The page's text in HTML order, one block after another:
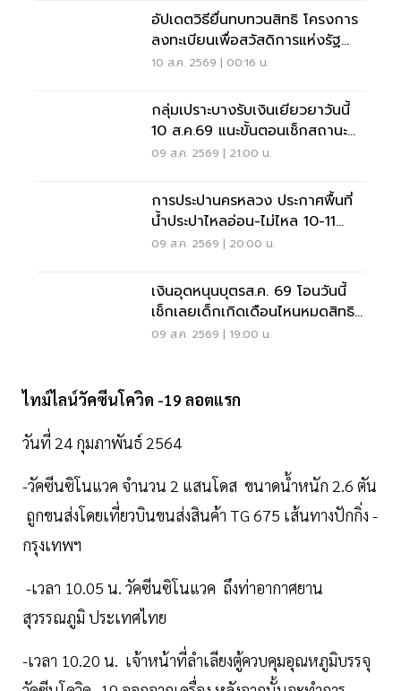
อัปเดตวิธียื่นทบทวนสิทธิ โครงการ
ลงทะเบียนเพื่อสวัสดิการแห่งรัฐ
2569 เช็คที่นี่
10 ส.ค. 2569 | 00:16 น.
กลุ่มเปราะบางรับเงินเยียวยาวันนี้
10 ส.ค.69 แนะขั้นตอนเช็กสถานะ
ผ่านแอปทางรัฐ
09 ส.ค. 2569 | 21:00 น.
การประปานครหลวง ประกาศพื้นที่
น้ำประปาไหลอ่อน-ไม่ไหล 10-11
ส.ค.นี้ อัปเดตที่นี่
09 ส.ค. 2569 | 20:00 น.
เงินอุดหนุนบุตรส.ค. 69 โอนวันนี้
เช็กเลยเด็กเกิดเดือนไหนหมดสิทธิ
รับเงินเยียวยา
09 ส.ค. 2569 | 19:00 น.
ไทม์ไลน์วัคซีนโควิด -19 ลอตแรก
วันที่ 24 กุมภาพันธ์ 2564
-วัคซีนซิโนแวค จำนวน 2 แสนโดส ขนาดน้ำหนัก 2.6 ตัน
ถูกขนส่งโดยเที่ยวบินขนส่งสินค้า TG 675 เส้นทางปักกิ่ง -
กรุงเทพฯ
-เวลา 10.05 น. วัคซีนซิโนแวค ถึงท่าอากาศยาน
สุวรรณภูมิ ประเทศไทย
-เวลา 10.20 น. เจ้าหน้าที่ลำเลียงตู้ควบคุมอุณหภูมิบรรจุ